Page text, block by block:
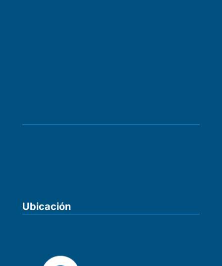
Ubicación